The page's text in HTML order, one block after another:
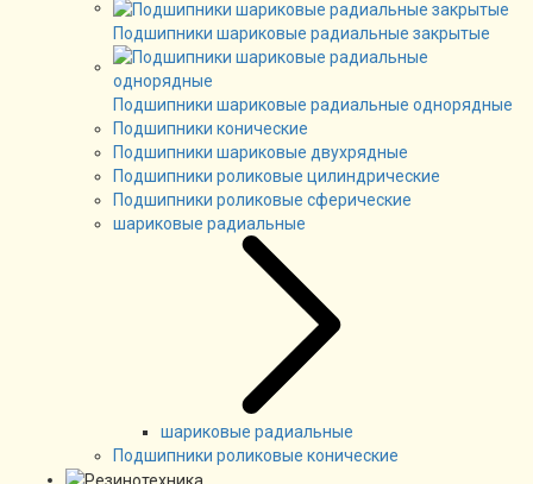
Подшипники шариковые радиальные закрытые
Подшипники шариковые радиальные однорядные
Подшипники конические
Подшипники шариковые двухрядные
Подшипники роликовые цилиндрические
Подшипники роликовые сферические
шариковые радиальные
шариковые радиальные
Подшипники роликовые конические